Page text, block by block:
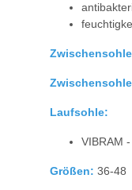
Laufsohle:
VIBRAM
Größen: 36-48